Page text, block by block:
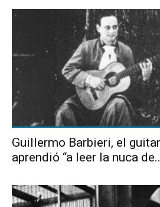
Guillermo Barbieri, el
aprendió “a leer la nuca